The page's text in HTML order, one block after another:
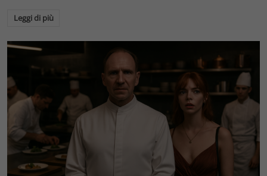
Leggi di più